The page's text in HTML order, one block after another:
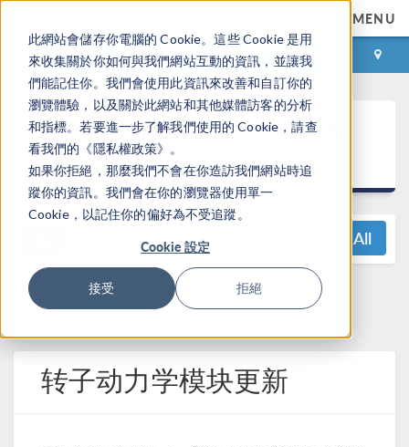
此網站會儲存你電腦的 Cookie。這些 Cookie 是用
來收集關於你如何與我們網站互動的資訊，並讓我
們能記住你。我們會使用此資訊來改善和自訂你的
瀏覽體驗，以及關於此網站和其他媒體訪客的分析
和指標。若要進一步了解我們使用的 Cookie，請查
看我們的《隱私權政策》。
如果你拒絕，那麼我們不會在你造訪我們網站時追
蹤你的資訊。我們會在你的瀏覽器使用單一
Cookie，以記住你的偏好為不受追蹤。
Cookie 設定
接受 拒絕
MENU
登录 咨询与购买
COMSOL Multiphysics® 6.1 发
布亮点
View All
Questions? Contact us:
转子动力学模块更新